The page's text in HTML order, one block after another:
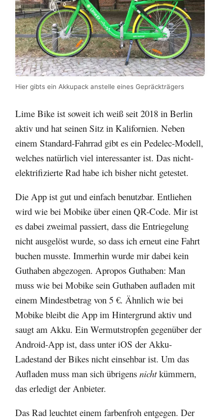
Hier gibts ein Akkupack anstelle eines Gepräckträgers
Lime Bike ist soweit ich weiß seit 2018 in Berlin
aktiv und hat seinen Sitz in Kalifornien. Neben
einem Standard-Fahrrad gibt es ein Pedelec-Modell,
welches natürlich viel interessanter ist. Das nicht-
elektrifizierte Rad habe ich bisher nicht getestet.
Die App ist gut und einfach benutzbar. Entliehen
wird wie bei Mobike über einen QR-Code. Mir ist
es dabei zweimal passiert, dass die Entriegelung
nicht ausgelöst wurde, so dass ich erneut eine Fahrt
buchen musste. Immerhin wurde mir dabei kein
Guthaben abgezogen. Apropos Guthaben: Man
muss wie bei Mobike sein Guthaben aufladen mit
einem Mindestbetrag von 5 €. Ähnlich wie bei
Mobike bleibt die App im Hintergrund aktiv und
saugt am Akku. Ein Wermutstropfen gegenüber der
Android-App ist, dass unter iOS der Akku-
Ladestand der Bikes nicht einsehbar ist. Um das
Aufladen muss man sich übrigensnichtkümmern,
das erledigt der Anbieter.
Das Rad leuchtet einem farbenfroh entgegen. Der